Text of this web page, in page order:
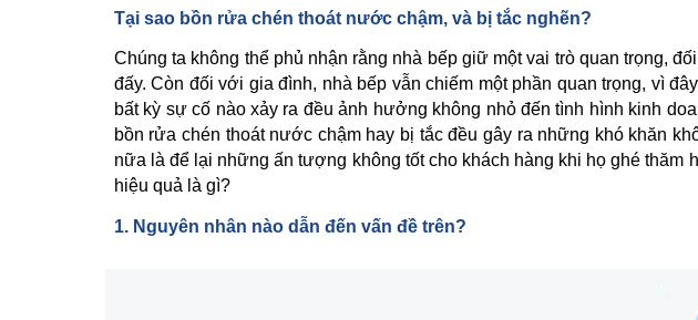
Tại sao bồn rửa chén thoát nước chậm, và bị tắc nghẽn?
Chúng ta không thể phủ nhận rằng nhà bếp giữ một vai trò quan trọng,
đấy. Còn đối với gia đình, nhà bếp vẫn chiếm một phần quan trọng, vì
bất kỳ sự cố nào xảy ra đều ảnh hưởng không nhỏ đến tình hình kinh
bồn rửa chén thoát nước chậm hay bị tắc đều gây ra những khó khăn
nữa là để lại những ấn tượng không tốt cho khách hàng khi họ ghé thăm
hiệu quả là gì?
1. Nguyên nhân nào dẫn đến vấn đề trên?